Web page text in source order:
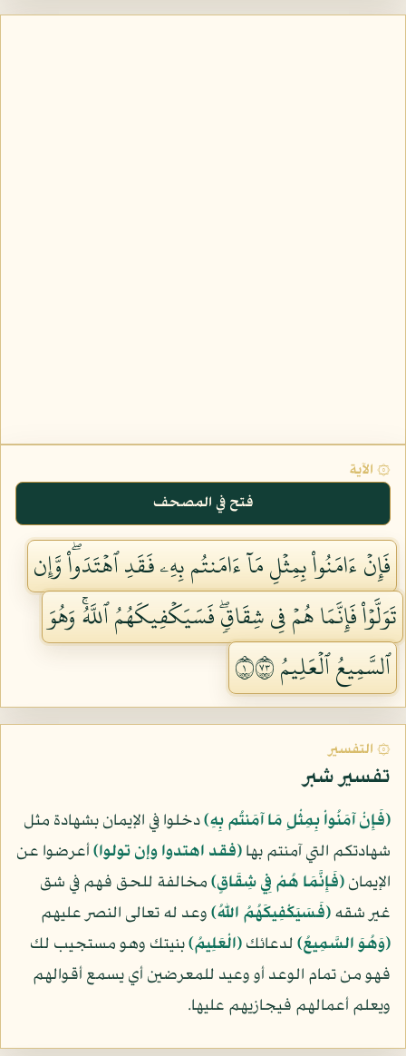
۞ الآية
فتح في المصحف
فَإِنۡ ءَامَنُواْ بِمِثۡلِ مَآ ءَامَنتُم بِهِۦ فَقَدِ ٱهۡتَدَواْۖ وَّإِن
تَوَلَّوۡاْ فَإِنَّمَا هُمۡ فِي شِقَاقٖۖ فَسَيَكۡفِيكَهُمُ ٱللَّهُۚ وَهُوَ
ٱلسَّمِيعُ ٱلۡعَلِيمُ ١٣٧
۞ التفسير
تفسير شبر
﴿فَإِنْ آمَنُواْ بِمِثْلِ مَا آمَنتُم بِهِ﴾دخلوا في الإيمان بشهادة مثل
شهادتكم التي آمنتم بها﴿فقد اهتدوا وإن تولوا﴾أعرضوا عن
الإيمان﴿فَإِنَّمَا هُمْ فِي شِقَاقٍ﴾مخالفة للحق فهم في شق
غير شقه﴿فَسَيَكْفِيكَهُمُ اللّهُ﴾وعد له تعالى النصر عليهم
﴿وَهُوَ السَّمِيعُ﴾لدعائك﴿الْعَلِيمُ﴾بنيتك وهو مستجيب لك
فهو من تمام الوعد أو وعيد للمعرضين أي يسمع أقوالهم
ويعلم أعمالهم فيجازيهم عليها.